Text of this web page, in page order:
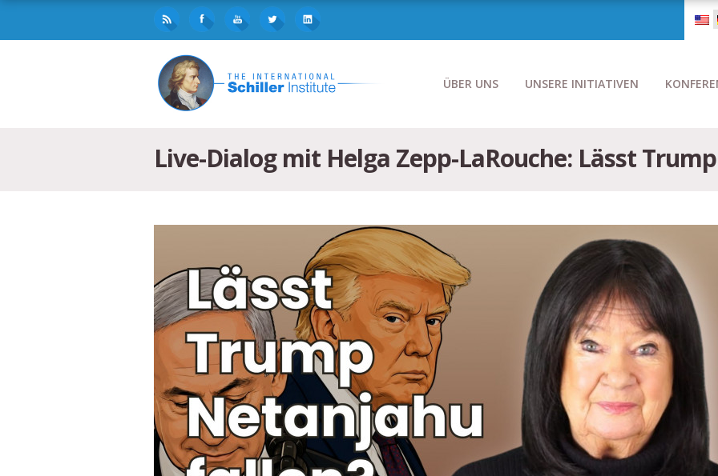
ÜBER UNS UNSERE INITIATIVEN
Live-Dialog mit Helga Zepp-LaRouche: Lässt